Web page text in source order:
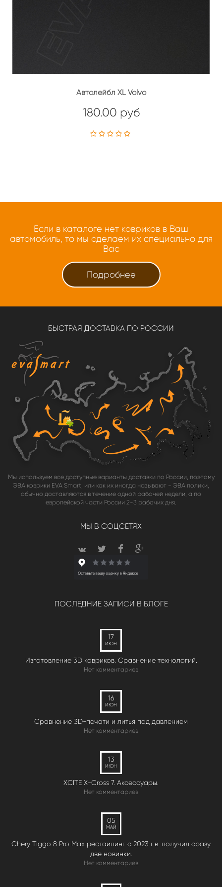
Автолейбл XL Volvo
180.00 руб
Если в каталоге нет ковриков в Ваш
автомобиль, то мы сделаем их специально для
Вас
Подробнее
БЫСТРАЯ ДОСТАВКА ПО РОССИИ
Мы используем все доступные варианты доставки по России, поэтому
ЭВА коврики EVA Smart, или как их иногда называют - ЭВА полики,
обычно доставляются в течение одной рабочей недели, а по
европейской части России 2-3 рабочих дня.
МЫ В СОЦСЕТЯХ
ПОСЛЕДНИЕ ЗАПИСИ В БЛОГЕ
17
ИЮН
Изготовление 3D ковриков. Сравнение технологий.
Нет комментариев
16
ИЮН
Сравнение 3D-печати и литья под давлением
Нет комментариев
13
ИЮН
XCITE X-Cross 7. Аксессуары.
Нет комментариев
05
МАЙ
Chery Tiggo 8 Pro Max рестайлинг с 2023 г.в. получил сразу
две новинки.
Нет комментариев